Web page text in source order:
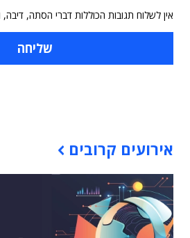
אין לשלוח תגובות הכוללות דברי הסתה,
אירועים קרובים